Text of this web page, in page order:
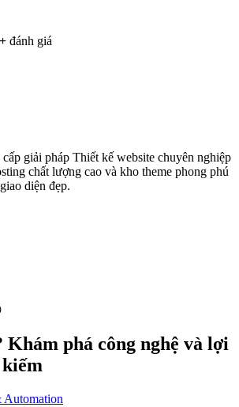
đánh giá
giải pháp Thiết kế website chuyên nghiệp
chất lượng cao và kho theme phong phú
diện đẹp.
phá công nghệ và lợi